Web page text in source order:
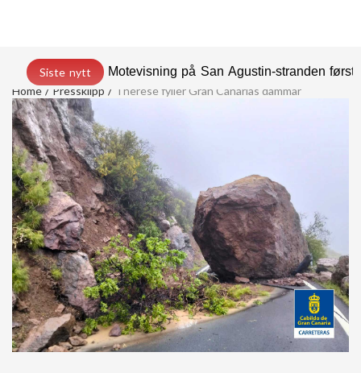
Siste nytt
Motevisning på San Agustin-stranden
Home
Pressklipp Therese fyller Gran Canarias dammar